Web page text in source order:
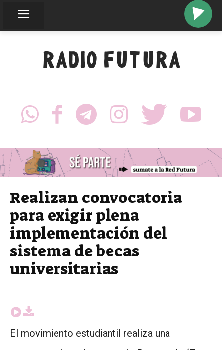
RADIO FUTURA
Realizan convocatoria
para exigir plena
implementación del
sistema de becas
universitarias
El movimiento estudiantil realiza una